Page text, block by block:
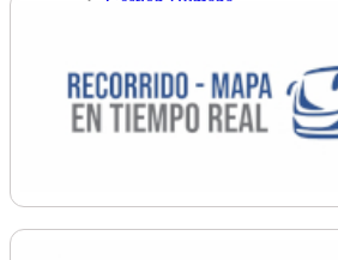
Ordenamiento
Promoción Social
Salud
Secretaría General